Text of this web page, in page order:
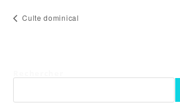
Culte dominical